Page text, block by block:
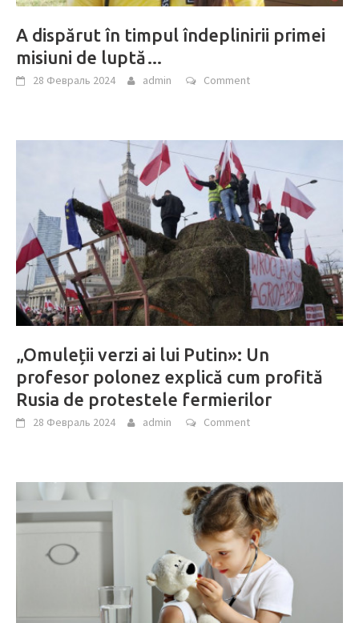
A dispărut în timpul îndeplinirii primei
misiuni de luptă…
28 Февраль 2024 admin Comment
„Omuleții verzi ai lui Putin»: Un
profesor polonez explică cum profită
Rusia de protestele fermierilor
28 Февраль 2024 admin Comment